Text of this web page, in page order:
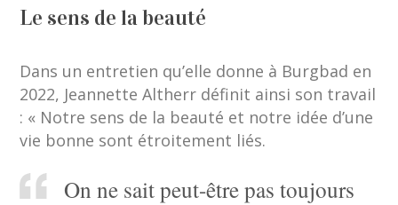
Le sens de la beauté
Dans un entretien qu’elle donne à Burgbad en
2022, Jeannette Altherr définit ainsi son travail
: « Notre sens de la beauté et notre idée d’une
vie bonne sont étroitement liés.
On ne sait peut-être pas toujours